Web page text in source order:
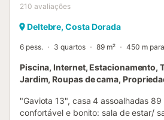
210 avaliações
Deltebre, Costa Dorada
6 pess. 3 quartos 89 m² 450 m
Piscina, Internet, Estacionamento,
Jardim, Roupas de cama,
"Gaviota 13", casa 4 assoalhadas
confortável e bonito: sala de estar/